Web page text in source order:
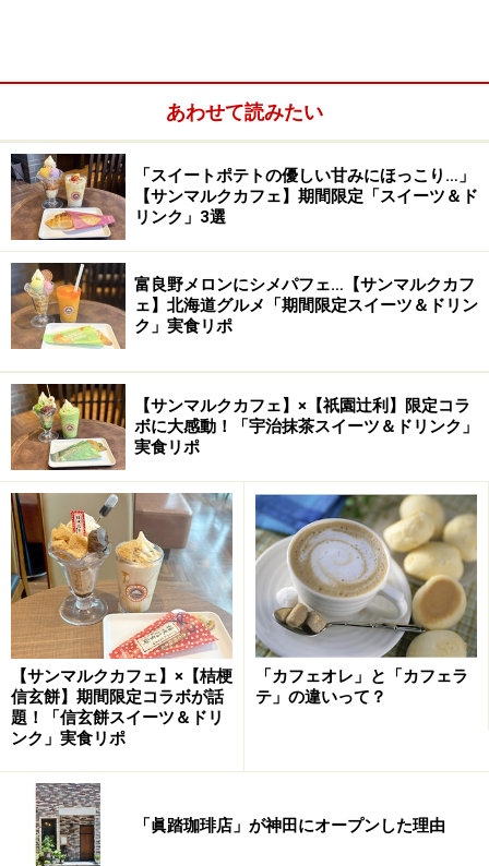
中央：オーナー能城さん 右：ロースター菊池さん 左：チ
ーフバリスタ佐藤さん（2011年ジャパン ラテアートチャン
ピオンシップ9位入賞）
コーヒー豆はシングルオリジンで。ブレン
ドはしない。
シングルオリジン＝ブレンドしない、単一の農園で生産
された豆。北米が牽引する高品質なコーヒーの最新キー
ワードのひとつですね。
NOZY COFFEEが定義するシングルオリジンは「コーヒー
の豆の生産国、生産地域、生産処理方法が明確で、それ
らが一切ブレンドされていないコーヒー豆のこと」。
産地や品種ごと、収穫年ごとに多彩な個性を輝かせるコ
ーヒー豆。ひとつひとつの個性をそのままダイレクトに
味わい、違いを明確に楽しむためのシングルオリジンな
のです。
吹き抜けの明るい地階フロアに、ガラス張りの焙煎室と販売
豆を購入したお客さまは通常350円のラテ（テイクアウ
ト可）が100円というサービスもあり、さっそくカウン
あわせて読みたい
「スイートポテトの優しい甘みにほっこり…」
【サンマルクカフェ】期間限定「スイーツ＆ド
リンク」3選
富良野メロンにシメパフェ…【サンマルクカフ
ェ】北海道グルメ「期間限定スイーツ＆ドリン
ク」実食リポ
【サンマルクカフェ】×【祇園辻利】限定コラ
ボに大感動！「宇治抹茶スイーツ＆ドリンク」
実食リポ
【サンマルクカフェ】×【桔梗
信玄餅】期間限定コラボが話
題！「信玄餅スイーツ＆ドリ
ンク」実食リポ
「カフェオレ」と「カフェラ
テ」の違いって？
「眞踏珈琲店」が神田にオープンした理由